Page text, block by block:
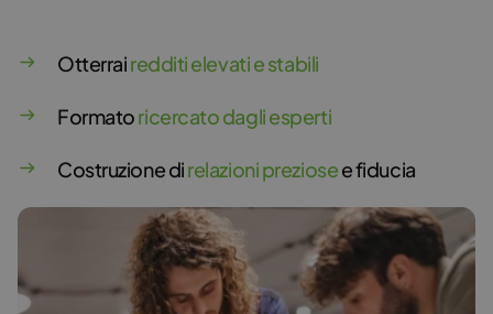
Otterrairedditi elevati e stabili
Formatoricercato dagli esperti
Costruzione direlazioni preziosee fiducia